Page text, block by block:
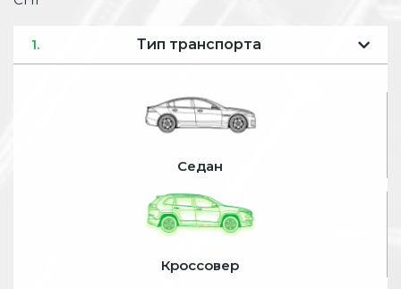
1. Тип транспорта
Седан
Кроссовер